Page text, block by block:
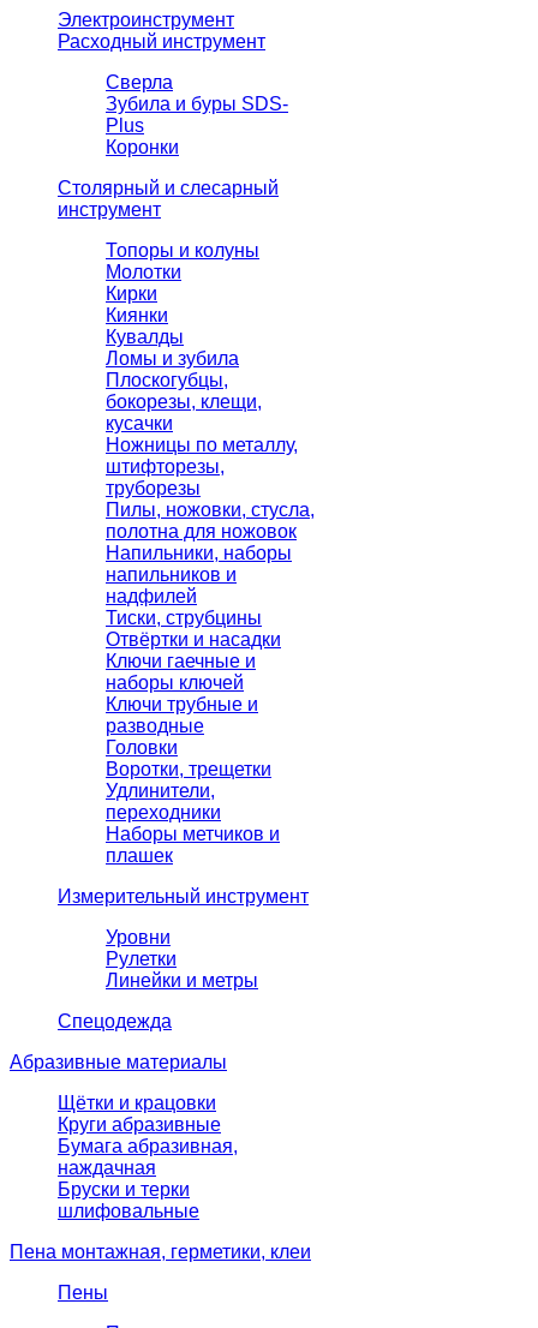
Электроинструмент
Расходный инструмент
Сверла
Зубила и буры SDS-
Plus
Коронки
Столярный и слесарный
инструмент
Топоры и колуны
Молотки
Кирки
Киянки
Кувалды
Ломы и зубила
Плоскогубцы,
бокорезы, клещи,
кусачки
Ножницы по металлу,
штифторезы,
труборезы
Пилы, ножовки, стусла,
полотна для ножовок
Напильники, наборы
напильников и
надфилей
Тиски, струбцины
Отвёртки и насадки
Ключи гаечные и
наборы ключей
Ключи трубные и
разводные
Головки
Воротки, трещетки
Удлинители,
переходники
Наборы метчиков и
плашек
Измерительный инструмент
Уровни
Рулетки
Линейки и метры
Спецодежда
Абразивные материалы
Щётки и крацовки
Круги абразивные
Бумага абразивная,
наждачная
Бруски и терки
шлифовальные
Пена монтажная, герметики, клеи
Пены